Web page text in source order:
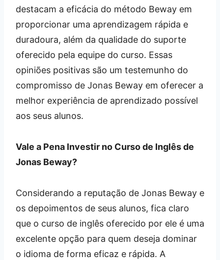
destacam a eficácia do método Beway em
proporcionar uma aprendizagem rápida e
duradoura, além da qualidade do suporte
oferecido pela equipe do curso. Essas
opiniões positivas são um testemunho do
compromisso de Jonas Beway em oferecer a
melhor experiência de aprendizado possível
aos seus alunos.
Vale a Pena Investir no Curso de Inglês de
Jonas Beway?
Considerando a reputação de Jonas Beway e
os depoimentos de seus alunos, fica claro
que o curso de inglês oferecido por ele é uma
excelente opção para quem deseja dominar
o idioma de forma eficaz e rápida. A